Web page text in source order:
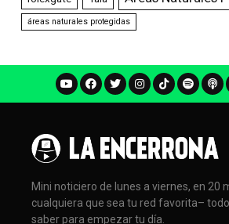
áreas naturales protegidas
Mini noticiero de lunes a viernes, en 20
cualquiera que sea tu red favorita–
saber para empezar tu día.